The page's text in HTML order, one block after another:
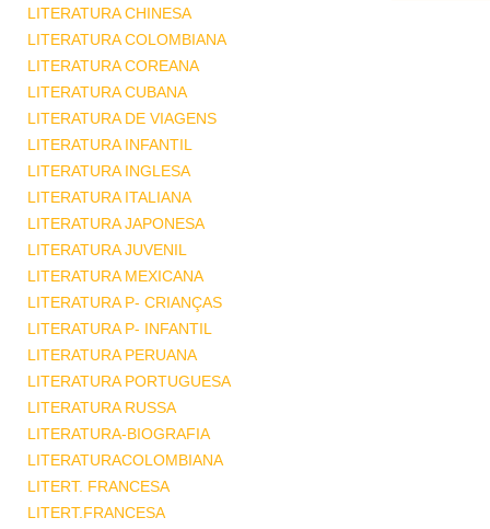
LITERATURA CHINESA
LITERATURA COLOMBIANA
LITERATURA COREANA
LITERATURA CUBANA
LITERATURA DE VIAGENS
LITERATURA INFANTIL
LITERATURA INGLESA
LITERATURA ITALIANA
LITERATURA JAPONESA
LITERATURA JUVENIL
LITERATURA MEXICANA
LITERATURA P- CRIANÇAS
LITERATURA P- INFANTIL
LITERATURA PERUANA
LITERATURA PORTUGUESA
LITERATURA RUSSA
LITERATURA-BIOGRAFIA
LITERATURACOLOMBIANA
LITERT. FRANCESA
LITERT.FRANCESA